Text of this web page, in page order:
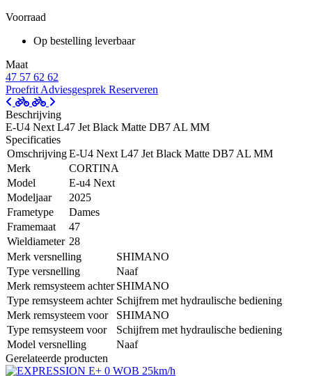
Voorraad
Op bestelling leverbaar
Maat
47 57 62 62
Proefrit Adviesgesprek Reserveren
Beschrijving
E-U4 Next L47 Jet Black Matte DB7 AL MM
Specificaties
OmschrijvingE-U4 Next L47 Jet Black Matte DB7 AL MM
Merk
CORTINA
Model
E-u4 Next
Modeljaar
2025
Frametype
Dames
Framemaat
47
Wieldiameter 28
Merk versnelling
SHIMANO
Type versnelling
Naaf
Merk remsysteem achter SHIMANO
Type remsysteem achter Schijfrem met hydraulische bediening
Merk remsysteem voor
SHIMANO
Type remsysteem voor
Schijfrem met hydraulische bediening
Model versnelling
Naaf
Gerelateerde producten